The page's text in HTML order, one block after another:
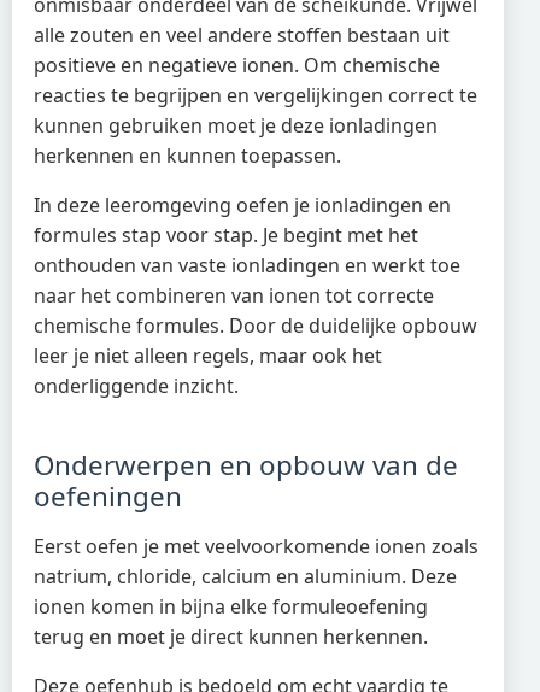
alle zouten en veel andere stoffen bestaan uit
positieve en negatieve ionen. Om chemische
reacties te begrijpen en vergelijkingen correct te
kunnen gebruiken moet je deze ionladingen
herkennen en kunnen toepassen.
In deze leeromgeving oefen je ionladingen en
formules stap voor stap. Je begint met het
onthouden van vaste ionladingen en werkt toe
naar het combineren van ionen tot correcte
chemische formules. Door de duidelijke opbouw
leer je niet alleen regels, maar ook het
onderliggende inzicht.
Onderwerpen en opbouw van de
oefeningen
Eerst oefen je met veelvoorkomende ionen zoals
natrium, chloride, calcium en aluminium. Deze
ionen komen in bijna elke formuleoefening
terug en moet je direct kunnen herkennen.
Deze oefenhub is bedoeld om echt vaardig te